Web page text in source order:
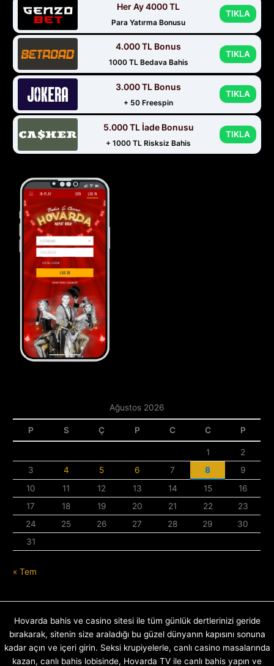
Her Ay 4000 TL
Para Yatırma Bonusu
TIKLA
4.000 TL Bonus
1000 TL Bedava Bahis
TIKLA
3.000 TL Bonus
+ 50 Freespin
TIKLA
5.000 TL İade Bonusu
+ 1000 TL Risksiz Bahis
TIKLA
Ağustos 2026
P S Ç P C C P
1
2
3
4 5 6 7 8
9
10
11 12 13 14 15
16
17
18 19 20 21 22
23
24
25 26 27 28 29
30
31
« Tem
Hovarda bahis ve casino sitesi ile tüm günlük dertlerinizi geride
bırakarak, sitenin size araladığı bu güzel dünyanın kapısını sonuna
kadar açın ve içeri girin. Seksi krupiyelerle, canlı casino masalarında
kazan, canlı bahis lobisinde, Hovarda TV ile canlı bahis yapın ve